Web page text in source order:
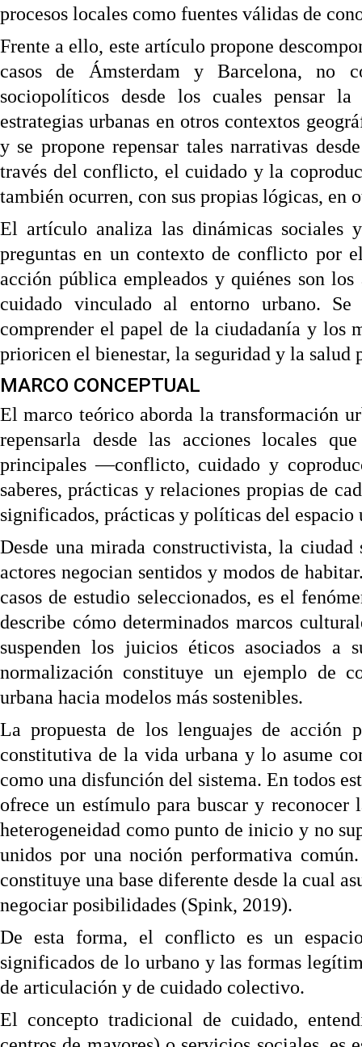
procesos locales como fuentes válidas de
Frente a ello, este artículo propone
casos de Ámsterdam y Barcelona, no
sociopolíticos desde los cuales pensar
estrategias urbanas en otros contextos
y se propone repensar tales narrativas
través del conflicto, el cuidado y la
también ocurren, con sus propias lógicas, en
El artículo analiza las dinámicas sociales
preguntas en un contexto de conflicto por
acción pública empleados y quiénes son
cuidado vinculado al entorno urbano.
comprender el papel de la ciudadanía y los
prioricen el bienestar, la seguridad y la salud
MARCO CONCEPTUAL
El marco teórico aborda la transformación
repensarla desde las acciones locales
principales —conflicto, cuidado y
saberes, prácticas y relaciones propias de
significados, prácticas y políticas del espacio
Desde una mirada constructivista, la
actores negocian sentidos y modos de
casos de estudio seleccionados, es el
describe cómo determinados marcos
suspenden los juicios éticos asociados a
normalización constituye un ejemplo de
urbana hacia modelos más sostenibles.
La propuesta de los lenguajes de acción
constitutiva de la vida urbana y lo asume
como una disfunción del sistema. En todos
ofrece un estímulo para buscar y
heterogeneidad como punto de inicio y no
unidos por una noción performativa
constituye una base diferente desde la cual
negociar posibilidades (Spink, 2019).
De esta forma, el conflicto es un
significados de lo urbano y las formas
de articulación y de cuidado colectivo.
El concepto tradicional de cuidado,